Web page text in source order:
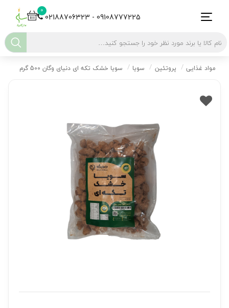
0
02188706323 - 09108777225
مواد غذایی پروتئین سویا سویا خشک تکه ای دنیای وگان 500 گرم